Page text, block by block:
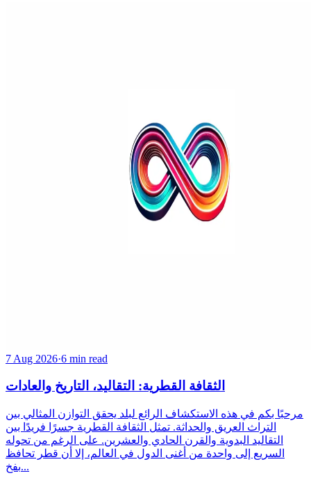
7 Aug 2026·6 min read
الثقافة القطرية: التقاليد، التاريخ والعادات
مرحبًا بكم في هذه الاستكشاف الرائع لبلد يحقق التوازن المثالي بين
التراث العريق والحداثة. تمثل الثقافة القطرية جسرًا فريدًا بين
التقاليد البدوية والقرن الحادي والعشرين. على الرغم من تحوله
السريع إلى واحدة من أغنى الدول في العالم، إلا أن قطر تحافظ
بفخ...